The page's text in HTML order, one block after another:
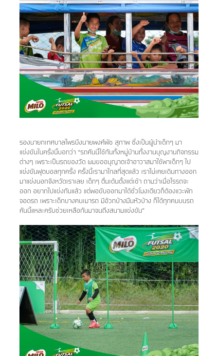
รองนายกเทศบาลไพรบึงนายพงศ์พัช สุภาพ ซึ่งเป็นผู้นำเด็กๆ มา
แข่งขันในครั้งนี้บอกว่า “รถคันนี้ใช้กันทั้งหมู่บ้านทั้งงานบุญงานกิจกรรม
ต่างๆ เพราะเป็นรถของวัด ผมขออนุญาตเจ้าอาวาสมาใช้พาเด็กๆ ไป
แข่งขันฟุตบอลทุกครั้ง ครั้งนี้เรามาไกลที่สุดแล้ว เราไม่เคยเดินทางออก
มาแข่งนอกจังหวัดเราเลย เด็กๆ ตื่นเต้นตั้งแต่เช้า ถามว่าเมื่อไรรถจะ
ออก อยากไปแข่งกันแล้ว แต่พอขับออกมาได้ชั่วโมงเดียวก็ต้องแวะพัก
จอดรถ เพราะเด็กบางคนเมารถ มีอ้วกบ้างมึนหัวบ้าง ก็ได้ทุกคนบนรถ
คันนี้แหละครับช่วยเหลือกันมาจนถึงสนามแข่งขัน”